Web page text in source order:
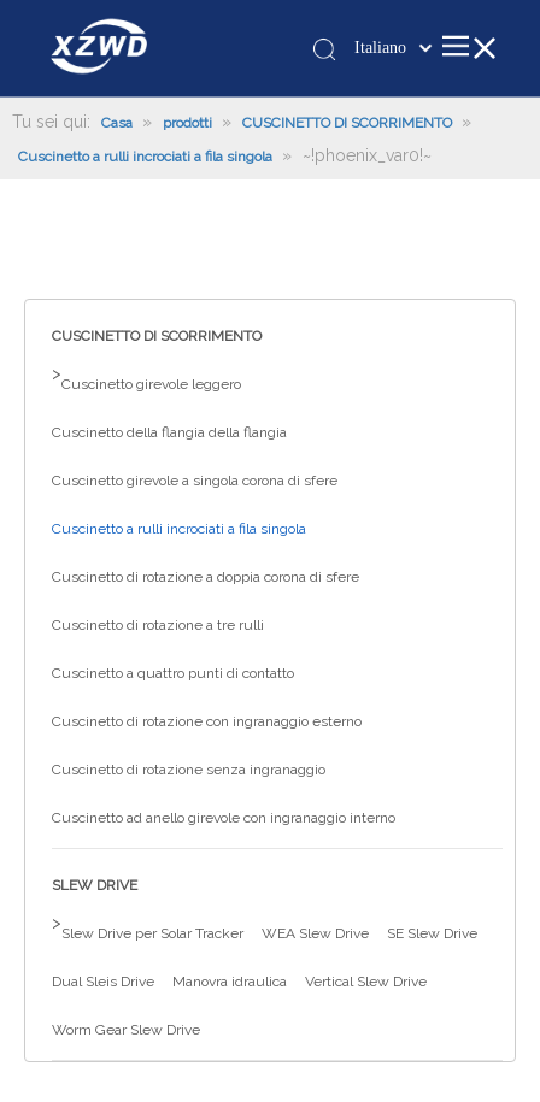
Italiano
românesc
Türk dili
Deutsch
Tu sei qui: Casa » prodotti » CUSCINETTO DI SCORRIMENTO »
Cuscinetto a rulli incrociati a fila singola » ~!phoenix_var0!~
CUSCINETTO DI SCORRIMENTO
>
Cuscinetto girevole leggero
Cuscinetto della flangia della flangia
Cuscinetto girevole a singola corona di sfere
Cuscinetto a rulli incrociati a fila singola
Cuscinetto di rotazione a doppia corona di sfere
Cuscinetto di rotazione a tre rulli
Cuscinetto a quattro punti di contatto
Cuscinetto di rotazione con ingranaggio esterno
Cuscinetto di rotazione senza ingranaggio
Cuscinetto ad anello girevole con ingranaggio interno
SLEW DRIVE
>
Slew Drive per Solar Tracker WEA Slew Drive SE Slew Drive
Dual Sleis Drive Manovra idraulica Vertical Slew Drive
Worm Gear Slew Drive